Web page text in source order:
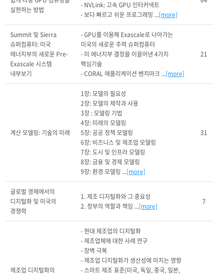
실현하는 방법
- NVLink: 고속 GPU 인터커넥트
- 보다 빠르고 쉬운 프로그래밍 ...[more]
Summit 및 Sierra
슈퍼컴퓨터: 미국
에너지부의 새로운 Pre-
Exascale 시스템
내부보기
- GPU를 이용해 Exascale로 나아가는
미국의 새로운 주력 슈퍼컴퓨터
- 미 에너지부 결정을 이끌어낸 4가지
핵심기술
- CORAL 애플리케이션 벤치마크 ...[more]
21
계산 모델링: 기술의 미래
1장: 모델의 필요성
2장: 모델의 제작과 사용
3장 : 모델링 기법
4장: 미래의 모델링
5장: 공공 정책 모델링
6장: 비즈니스 및 제조업 모델링
7장: 도시 및 인프라 모델링
8장: 금융 및 경제 모델링
9장: 환경 모델링 ...[more]
31
글로벌 경제에서의
디지털화 및 미국의
경쟁력
1. 제조 디지털화와 그 중요성
2. 정부의 역할과 책임 ...[more]
7
제조업 디지털화의
- 현대 제조업의 디지털화
- 제조업체에 대한 사례 연구
- 장벽 극복
- 제조업 디지털화가 생산성에 미치는 영향
- 스마트 제조 표준(미국, 독일, 중국, 일본,